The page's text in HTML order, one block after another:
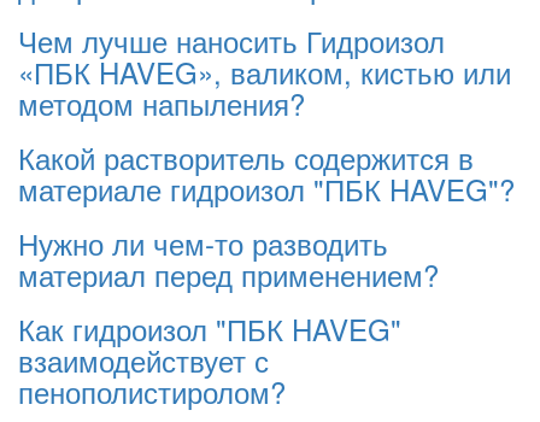
Чем лучше наносить Гидроизол
«ПБК HAVEG», валиком, кистью или
методом напыления?
Какой растворитель содержится в
материале гидроизол "ПБК HAVEG"?
Нужно ли чем-то разводить
материал перед применением?
Как гидроизол "ПБК HAVEG"
взаимодействует с
пенополистиролом?